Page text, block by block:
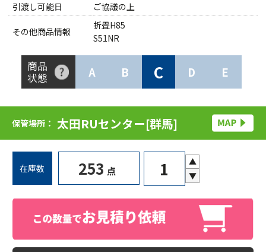
引渡し可能日
ご協議の上
その他商品情報
折畳H85
S51NR
商品
状態
A B C D E
保管場所： 太田RUセンター[群馬]
在庫数 253 点
▲
▼